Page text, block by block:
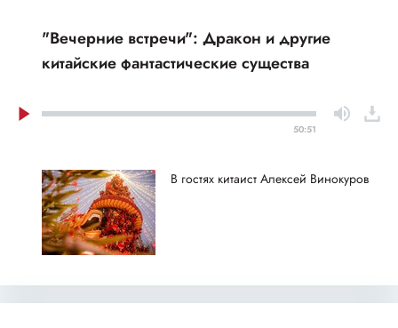
"Вечерние встречи": Дракон и другие
китайские фантастические существа
50:51
В гостях китаист Алексей Винокуров